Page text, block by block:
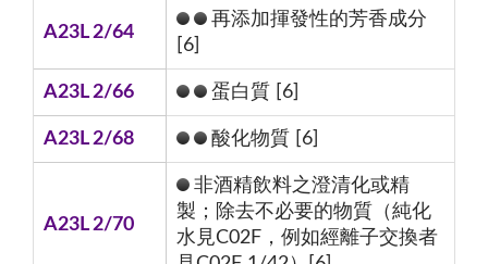
A23L 2/64
再添加揮發性的芳香成分
[6]
A23L 2/66 蛋白質 [6]
A23L 2/68 酸化物質 [6]
A23L 2/70
非酒精飲料之澄清化或精
製；除去不必要的物質（純化
水見C02F，例如經離子交換者